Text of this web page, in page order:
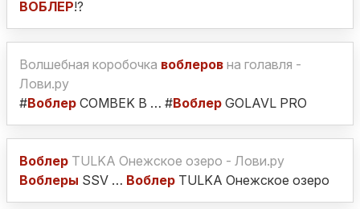
ВОБЛЕР!?
Волшебная коробочка воблеров на голавля -
Лови.ру
#Воблер COMBEK B … #Воблер GOLAVL PRO
Воблер TULKA Онежское озеро - Лови.ру
Воблеры SSV … Воблер TULKA Онежское озеро